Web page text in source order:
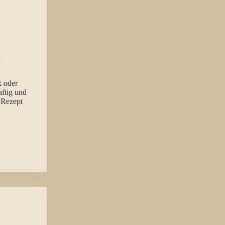
oder
und